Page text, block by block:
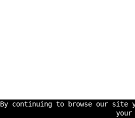
By continuing to browse our